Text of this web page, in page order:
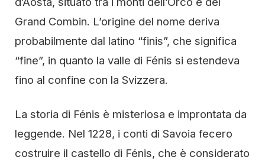
Grand Combin. L’origine del nome deriva
probabilmente dal latino “finis”, che significa
“fine”, in quanto la valle di Fénis si estendeva
fino al confine con la Svizzera.
La storia di Fénis è misteriosa e improntata da
leggende. Nel 1228, i conti di Savoia fecero
costruire il castello di Fénis, che è considerato